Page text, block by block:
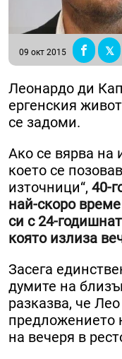
09 окт 2015
Леонардо ди
ергенския
се задоми.
Ако се вярва на
което се
източници“, 40-
най-скоро
си с 24-
която излиза
Засега
думите на
разказва, че
предложението
на вечеря в